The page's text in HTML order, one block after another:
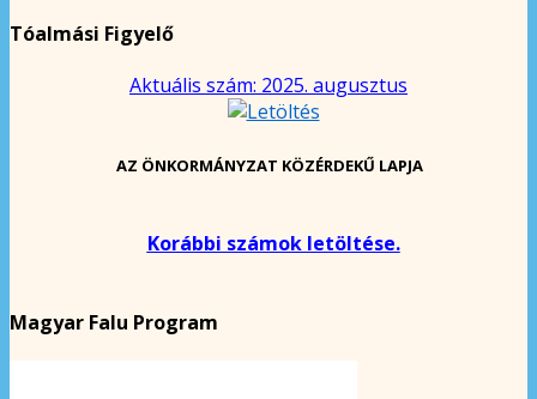
Tóalmási Figyelő
Aktuális szám: 2025. augusztus
AZ ÖNKORMÁNYZAT KÖZÉRDEKŰ LAPJA
Korábbi számok letöltése.
Magyar Falu Program